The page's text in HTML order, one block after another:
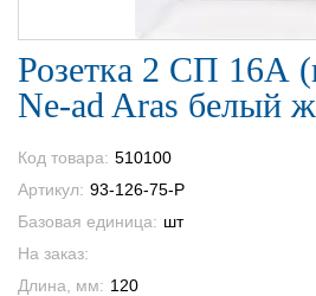
Розетка 2 СП 16А
Ne-ad Aras белый
Код товара: 510100
Артикул: 93-126-75-P
Базовая единица: шт
На заказ:
Длина, мм: 120